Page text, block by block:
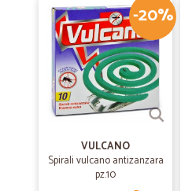
-20%
VULCANO
Spirali vulcano antizanzara
pz.10